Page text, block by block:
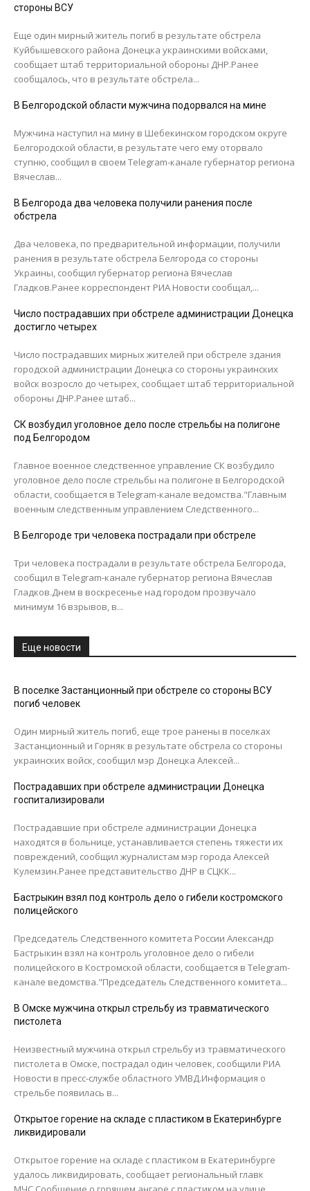
стороны ВСУ
Еще один мирный житель погиб в результате обстрела
Куйбышевского района Донецка украинскими войсками,
сообщает штаб территориальной обороны ДНР.Ранее
сообщалось, что в результате обстрела...
В Белгородской области мужчина подорвался на мине
Мужчина наступил на мину в Шебекинском городском округе
Белгородской области, в результате чего ему оторвало
ступню, сообщил в своем Telegram-канале губернатор региона
Вячеслав...
В Белгорода два человека получили ранения после
обстрела
Два человека, по предварительной информации, получили
ранения в результате обстрела Белгорода со стороны
Украины, сообщил губернатор региона Вячеслав
Гладков.Ранее корреспондент РИА Новости сообщал,...
Число пострадавших при обстреле администрации Донецка
достигло четырех
Число пострадавших мирных жителей при обстреле здания
городской администрации Донецка со стороны украинских
войск возросло до четырех, сообщает штаб территориальной
обороны ДНР.Ранее штаб...
СК возбудил уголовное дело после стрельбы на полигоне
под Белгородом
Главное военное следственное управление СК возбудило
уголовное дело после стрельбы на полигоне в Белгородской
области, сообщается в Telegram-канале ведомства."Главным
военным следственным управлением Следственного...
В Белгороде три человека пострадали при обстреле
Три человека пострадали в результате обстрела Белгорода,
сообщил в Telegram-канале губернатор региона Вячеслав
Гладков.Днем в воскресенье над городом прозвучало
минимум 16 взрывов, в...
Еще новости
В поселке Застанционный при обстреле со стороны ВСУ
погиб человек
Один мирный житель погиб, еще трое ранены в поселках
Застанционный и Горняк в результате обстрела со стороны
украинских войск, сообщил мэр Донецка Алексей...
Пострадавших при обстреле администрации Донецка
госпитализировали
Пострадавшие при обстреле администрации Донецка
находятся в больнице, устанавливается степень тяжести их
повреждений, сообщил журналистам мэр города Алексей
Кулемзин.Ранее представительство ДНР в СЦКК...
Бастрыкин взял под контроль дело о гибели костромского
полицейского
Председатель Следственного комитета России Александр
Бастрыкин взял на контроль уголовное дело о гибели
полицейского в Костромской области, сообщается в Telegram-
канале ведомства."Председатель Следственного комитета...
В Омске мужчина открыл стрельбу из травматического
пистолета
Неизвестный мужчина открыл стрельбу из травматического
пистолета в Омске, пострадал один человек, сообщили РИА
Новости в пресс-службе областного УМВД.Информация о
стрельбе появилась в...
Открытое горение на складе с пластиком в Екатеринбурге
ликвидировали
Открытое горение на складе с пластиком в Екатеринбурге
удалось ликвидировать, сообщает региональный главк